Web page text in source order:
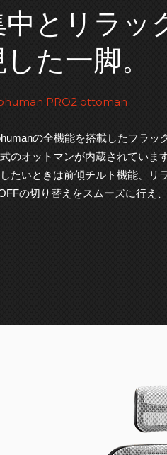
中とリラッ
た一脚。
PRO2 ottoman
の全機能を搭載したフラッ
のオットマンが内蔵されています
たいときは前傾チルト機能、リ
の切り替えをスムーズに行え